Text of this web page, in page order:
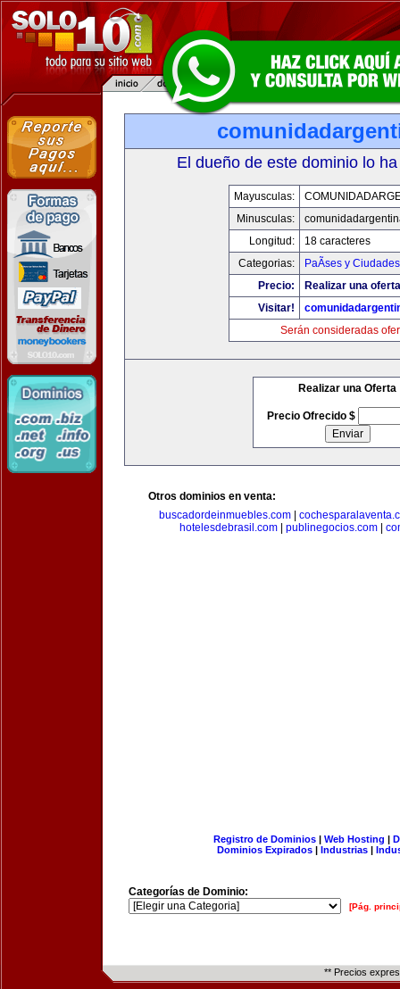
El dueño de este dominio lo
Mayusculas:
Minusculas:
Longitud:
18 caracteres
Categorias:
PaÃ­ses y Ciudades
Precio:
Realizar una
Visitar!
Serán consideradas
Realizar una Oferta
Precio Ofrecido $
Otros dominios en venta:
buscadordeinmuebles.com
hotelesdebrasil.com
publinegocios.com
Registro de Dominios| Web Hosting |
Dominios Expirados | Industrias |
Categorías de Dominio:
[Pág.
** Precios